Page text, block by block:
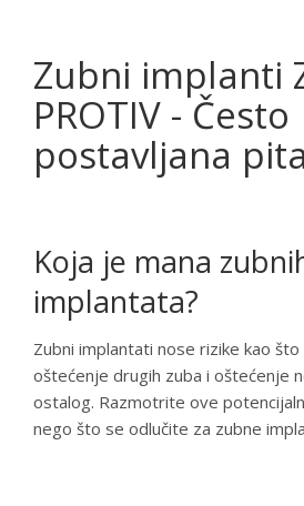
Zubni implanti
PROTIV - Često
postavljana
Koja je mana
implantata?
Zubni implantati nose rizike kao što
oštećenje drugih zuba i oštećenje
ostalog. Razmotrite ove
nego što se odlučite za zubne